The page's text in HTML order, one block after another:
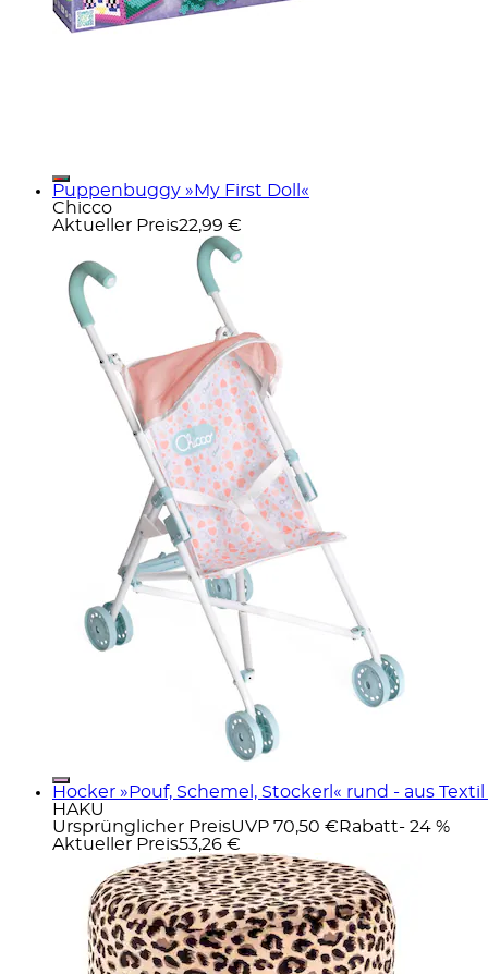
Puppenbuggy »My First Doll«
Chicco
Aktueller Preis22,99 €
Hocker »Pouf, Schemel, Stockerl« rund - aus
HAKU
Ursprünglicher PreisUVP 70,50 € Rabatt- 24 %
Aktueller Preis53,26 €